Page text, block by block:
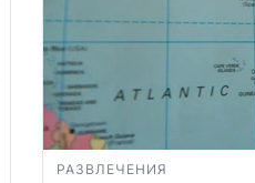
РАЗВЛЕЧЕНИЯ